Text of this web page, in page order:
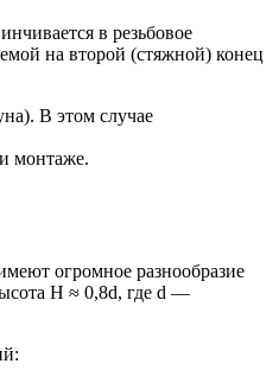
в резьбовое
на второй (стяжной) конец
В этом случае
монтаже.
огромное разнообразие
H ≈ 0,8d, где d —